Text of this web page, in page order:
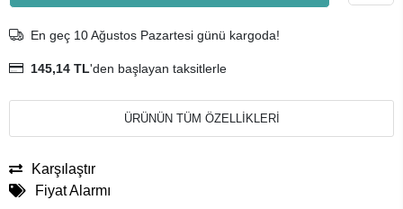
En geç 10 Ağustos Pazartesi günü kargoda!
145,14 TL'den başlayan taksitlerle
ÜRÜNÜN TÜM ÖZELLİKLERİ
Karşılaştır
Fiyat Alarmı